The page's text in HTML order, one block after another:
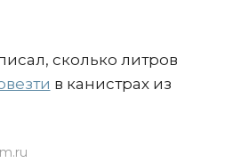
сколько литров
в канистрах из